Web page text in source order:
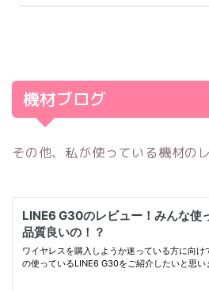
機材ブログ
その他、私が使っている機材の